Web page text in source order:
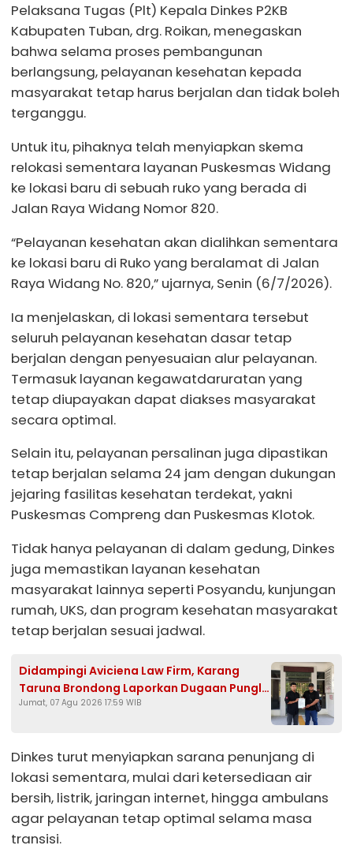
Pelaksana Tugas (Plt) Kepala Dinkes P2KB
Kabupaten Tuban, drg. Roikan, menegaskan
bahwa selama proses pembangunan
berlangsung, pelayanan kesehatan kepada
masyarakat tetap harus berjalan dan tidak boleh
terganggu.
Untuk itu, pihaknya telah menyiapkan skema
relokasi sementara layanan Puskesmas Widang
ke lokasi baru di sebuah ruko yang berada di
Jalan Raya Widang Nomor 820.
“Pelayanan kesehatan akan dialihkan sementara
ke lokasi baru di Ruko yang beralamat di Jalan
Raya Widang No. 820,” ujarnya, Senin (6/7/2026).
Ia menjelaskan, di lokasi sementara tersebut
seluruh pelayanan kesehatan dasar tetap
berjalan dengan penyesuaian alur pelayanan.
Termasuk layanan kegawatdaruratan yang
tetap diupayakan dapat diakses masyarakat
secara optimal.
Selain itu, pelayanan persalinan juga dipastikan
tetap berjalan selama 24 jam dengan dukungan
jejaring fasilitas kesehatan terdekat, yakni
Puskesmas Compreng dan Puskesmas Klotok.
Tidak hanya pelayanan di dalam gedung, Dinkes
juga memastikan layanan kesehatan
masyarakat lainnya seperti Posyandu, kunjungan
rumah, UKS, dan program kesehatan masyarakat
tetap berjalan sesuai jadwal.
Didampingi Aviciena Law Firm, Karang
Taruna Brondong Laporkan Dugaan Pungli
Kades Brengkok ke Kejari Lamongan
Jumat, 07 Agu 2026 17:59 WIB
Dinkes turut menyiapkan sarana penunjang di
lokasi sementara, mulai dari ketersediaan air
bersih, listrik, jaringan internet, hingga ambulans
agar pelayanan tetap optimal selama masa
transisi.